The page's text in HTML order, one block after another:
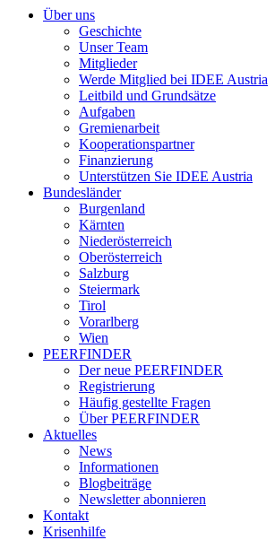
Über uns
Geschichte
Unser Team
Mitglieder
Werde Mitglied bei IDEE Austria
Leitbild und Grundsätze
Aufgaben
Gremienarbeit
Kooperationspartner
Finanzierung
Unterstützen Sie IDEE Austria
Bundesländer
Burgenland
Kärnten
Niederösterreich
Oberösterreich
Salzburg
Steiermark
Tirol
Vorarlberg
Wien
PEERFINDER
Der neue PEERFINDER
Registrierung
Häufig gestellte Fragen
Über PEERFINDER
Aktuelles
News
Informationen
Blogbeiträge
Newsletter abonnieren
Kontakt
Krisenhilfe